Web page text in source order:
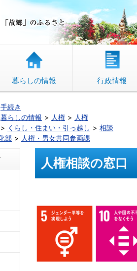
中野市 「故郷」の
暮らしの情報 行政情報
手続き
暮らしの情報 人権
人権
くらし・住まい・引っ越し
相談
部 人権・男女共同参画課
人権相談の窓口